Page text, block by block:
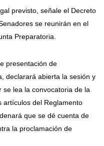
previsto, señale el Decreto
se reunirán en el
Preparatoria.
presentación de
declarará abierta la sesión y
lea la convocatoria de la
artículos del Reglamento
que se dé cuenta de
la proclamación de